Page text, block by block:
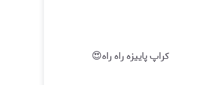
کراپ پاییزه راه راه😍